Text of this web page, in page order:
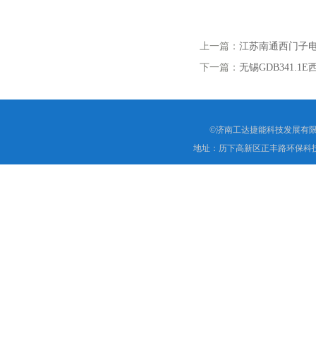
上一篇： 江苏南通西门子
下一篇： 无锡GDB341.1E
©济南工达捷能科技发展有
地址：历下高新区正丰路环保科